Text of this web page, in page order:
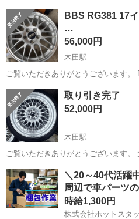
ーディング株式会社です。 交換場所は愛知県大府市長草町西寄合10-5
になります♪ タイヤ交換時は間は20～30分程度で終わります。 年中無
休で営業して...
愛知 あま市 車のパ
BBS RG381 17
…
56,000円
木田駅
ご覧いただきありがとうございます。 BBSのホイール4本セットにな
ります。 BBSならではの高い品質・デザイン性が魅力のホイールで
す。 鍛造（FORGED）ホイールで、
人気があります。 新...
愛知 あま市 木田駅 タイヤ
取り引き完了
52,000円
木田駅
ご覧いただきありがとうございます。 大迫力の19インチ深リム・メッ
シュタイプのタイヤ付きホイール4本セット
ト調のデザインで、存在感のあるドレ
リム・メッシュデザインはセ...
愛知 あま市 タイヤ
＼20～40代活躍
周辺で車パーツ
時給1,300円
株式会社ホットスタ